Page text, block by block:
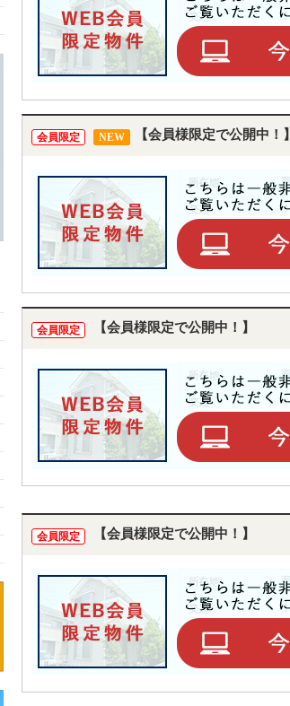
会員限定 NEW 【会員様限定で公開中！】
会員限定 【会員様限定で公開中！】
会員限定 【会員様限定で公開中！】